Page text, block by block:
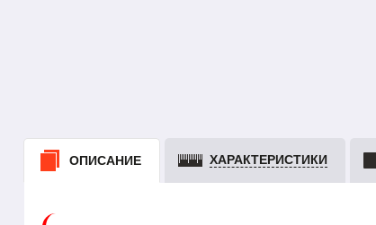
ОПИСАНИЕ ХАРАКТЕРИСТИКИ